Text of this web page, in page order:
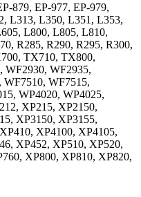
879, EP-977, EP-979,
L313, L350, L351, L353,
L800, L805, L810,
R285, R290, R295, R300,
TX710, TX800,
WF2930, WF2935,
WF7515,
WP4020, WP4025,
XP215, XP2150,
XP3150, XP3155,
XP4100, XP4105,
XP452, XP510, XP520,
XP800, XP810, XP820,